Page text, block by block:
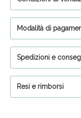
Modalità di
Spedizioni e
Resi e rimborsi